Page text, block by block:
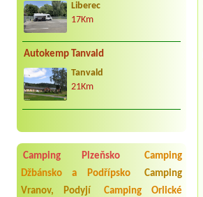
Liberec
17Km
Autokemp Tanvald
Tanvald
21Km
Camping Plzeňsko
Camping
Džbánsko a Podřípsko
Camping
Vranov, Podyjí
Camping Orlické